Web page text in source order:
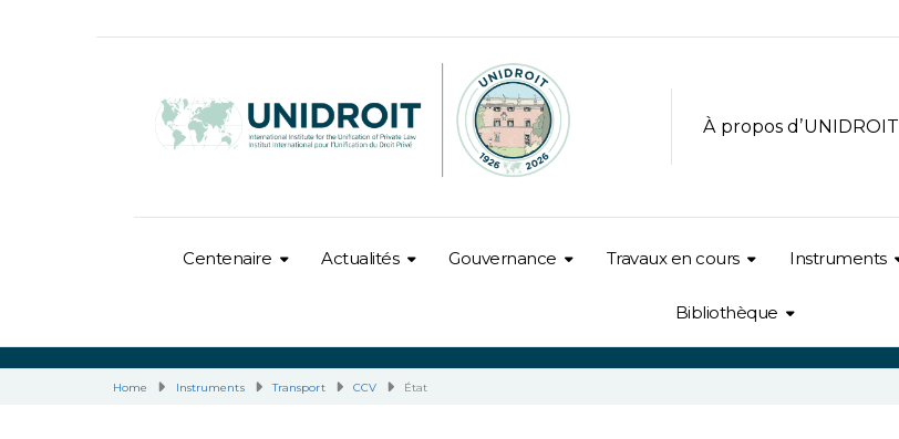
À propos d’UNIDROIT
Centenaire Actualités Gouvernance Travaux en cours Instruments
Bibliothèque
Home Instruments Transport CCV État